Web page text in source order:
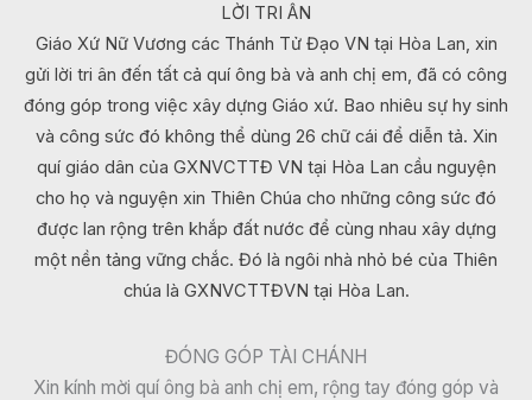
LỜI TRI ÂN
Giáo Xứ Nữ Vương các Thánh Tử Đạo VN tại Hòa Lan, xin
gửi lời tri ân đến tất cả quí ông bà và anh chị em, đã có công
đóng góp trong việc xây dựng Giáo xứ. Bao nhiêu sự hy sinh
và công sức đó không thể dùng 26 chữ cái để diễn tả. Xin
quí giáo dân của GXNVCTTĐ VN tại Hòa Lan cầu nguyện
cho họ và nguyện xin Thiên Chúa cho những công sức đó
được lan rộng trên khắp đất nước để cùng nhau xây dựng
một nền tảng vững chắc. Đó là ngôi nhà nhỏ bé của Thiên
chúa là GXNVCTTĐVN tại Hòa Lan.
ĐÓNG GÓP TÀI CHÁNH
Xin kính mời quí ông bà anh chị em, rộng tay đóng góp và